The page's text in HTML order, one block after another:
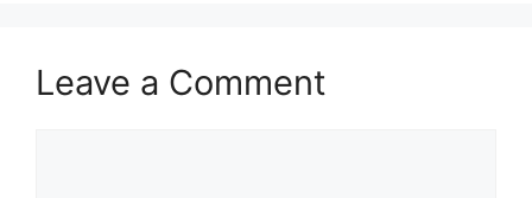
Leave a Comment